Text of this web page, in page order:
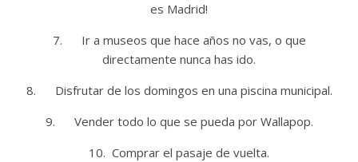
es Madrid!
7. Ir a museos que hace años no vas, o que
directamente nunca has ido.
8. Disfrutar de los domingos en una piscina municipal.
9. Vender todo lo que se pueda por Wallapop.
10. Comprar el pasaje de vuelta.